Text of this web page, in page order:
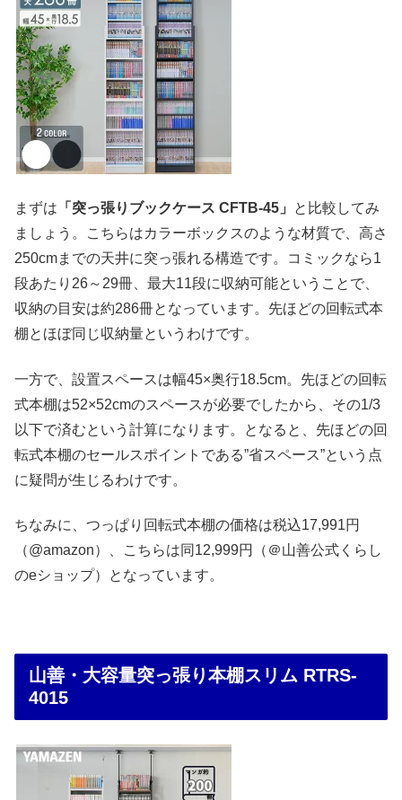
まずは 「突っ張りブックケース CFTB-45」
と比較してみ
ましょう。こちらはカラーボックスのような材質で、高さ
250cmまでの天井に突っ張れる構造です。コミックなら1
段あたり26～29冊、最大11段に収納可能ということで、
収納の目安は約286冊となっています。先ほどの回転式本
棚とほぼ同じ収納量というわけです。
一方で、設置スペースは幅45×奥行18.5cm。先ほどの回転
式本棚は52×52cmのスペースが必要でしたから、その1/3
以下で済むという計算になります。となると、先ほどの回
転式本棚のセールスポイントである”省スペース”という点
に疑問が生じるわけです。
ちなみに、つっぱり回転式本棚の価格は税込17,991円
（@amazon）、こちらは同12,999円（＠山善公式くらし
のeショップ）となっています。
山善・大容量突っ張り本棚スリム RTRS-
4015